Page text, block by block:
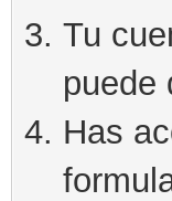
Tu
puede
Has